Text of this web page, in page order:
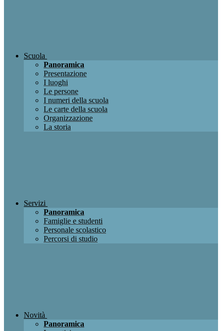
Scuola
Panoramica
Presentazione
I luoghi
Le persone
I numeri della scuola
Le carte della scuola
Organizzazione
La storia
Servizi
Panoramica
Famiglie e studenti
Personale scolastico
Percorsi di studio
Novità
Panoramica